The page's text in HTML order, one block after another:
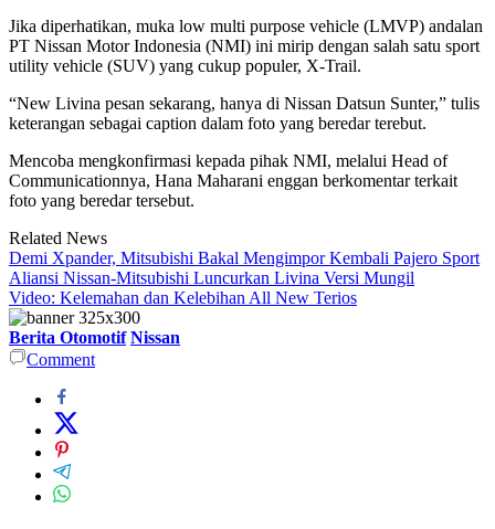
Jika diperhatikan, muka low multi purpose vehicle (LMVP) andalan
PT Nissan Motor Indonesia (NMI) ini mirip dengan salah satu sport
utility vehicle (SUV) yang cukup populer, X-Trail.
“New Livina pesan sekarang, hanya di Nissan Datsun Sunter,” tulis
keterangan sebagai caption dalam foto yang beredar terebut.
Mencoba mengkonfirmasi kepada pihak NMI, melalui Head of
Communicationnya, Hana Maharani enggan berkomentar terkait
foto yang beredar tersebut.
Related News
Demi Xpander, Mitsubishi Bakal Mengimpor Kembali Pajero Sport
Aliansi Nissan-Mitsubishi Luncurkan Livina Versi Mungil
Video: Kelemahan dan Kelebihan All New Terios
Berita Otomotif Nissan
Comment